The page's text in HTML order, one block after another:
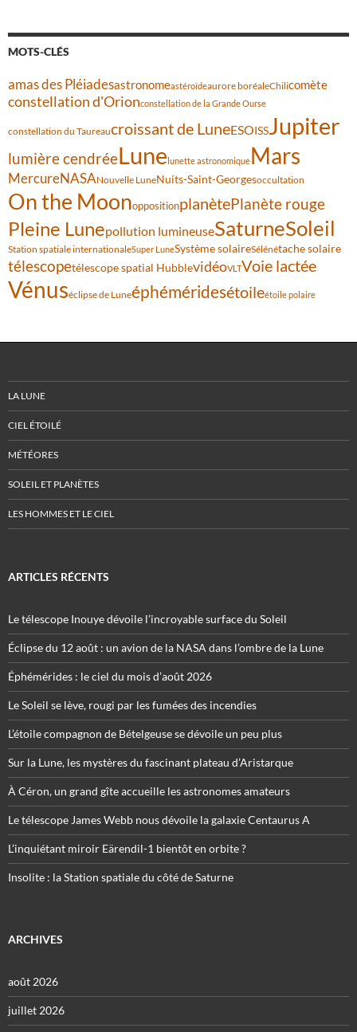
MOTS-CLÉS
amas des Pléiadesastronomeastéroïdeaurore boréaleChilicomète
constellation d'Orionconstellation de la Grande Ourse
constellation du Taureaucroissant de LuneESOISSJupiter
lumière cendréeLune lunette astronomiqueMars
MercureNASANouvelle LuneNuits-Saint-Georgesoccultation
On the MoonoppositionplanètePlanète rouge
Pleine Lunepollution lumineuseSaturneSoleil
Station spatiale internationaleSuper LuneSystème solaireSélénétache solaire
télescopetélescope spatial HubblevidéoVLTVoie lactée
Vénuséclipse de Luneéphéméridesétoileétoile polaire
LA LUNE
CIEL ÉTOILÉ
MÉTÉORES
SOLEIL ET PLANÈTES
LES HOMMES ET LE CIEL
ARTICLES RÉCENTS
Le télescope Inouye dévoile l’incroyable surface du Soleil
Éclipse du 12 août : un avion de la NASA dans l’ombre de la Lune
Éphémérides : le ciel du mois d’août 2026
Le Soleil se lève, rougi par les fumées des incendies
L’étoile compagnon de Bételgeuse se dévoile un peu plus
Sur la Lune, les mystères du fascinant plateau d’Aristarque
À Céron, un grand gîte accueille les astronomes amateurs
Le télescope James Webb nous dévoile la galaxie Centaurus A
L’inquiétant miroir Eärendil-1 bientôt en orbite ?
Insolite : la Station spatiale du côté de Saturne
ARCHIVES
août 2026
juillet 2026